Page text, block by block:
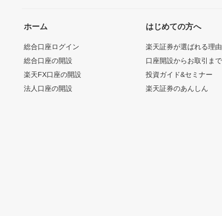
ホーム
総合口座ログイン
総合口座の開設
楽天FX口座の開設
法人口座の開設
はじめての方へ
楽天証券が選ばれる理由
口座開設からお取引ま
投資ガイド&セミナー
楽天証券のあんしん